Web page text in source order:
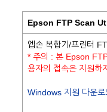
Epson FTP Scan
엡손 복합기/프린터
* 주의 : 본 Epson
용자의 접속은 지원하
Windows 지원 다운